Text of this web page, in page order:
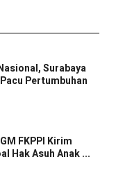
Surabaya
Pertumbuhan
FKPPI Kirim
Hak Asuh Anak ...